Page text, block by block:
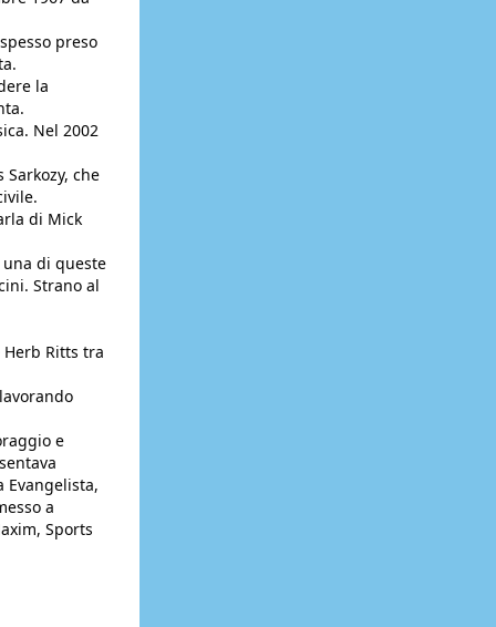
preso
la
Nel 2002
che
di Mick
una di queste
Strano al
Ritts tra
e
Evangelista,
a
Sports